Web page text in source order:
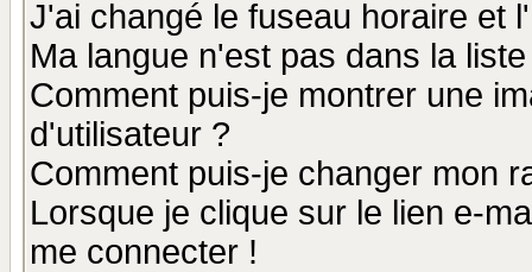
J'ai changé le fuseau horaire et
Ma langue n'est pas dans la
Comment puis-je montrer une
d'utilisateur ?
Comment puis-je changer mon
Lorsque je clique sur le lien e-
me connecter !